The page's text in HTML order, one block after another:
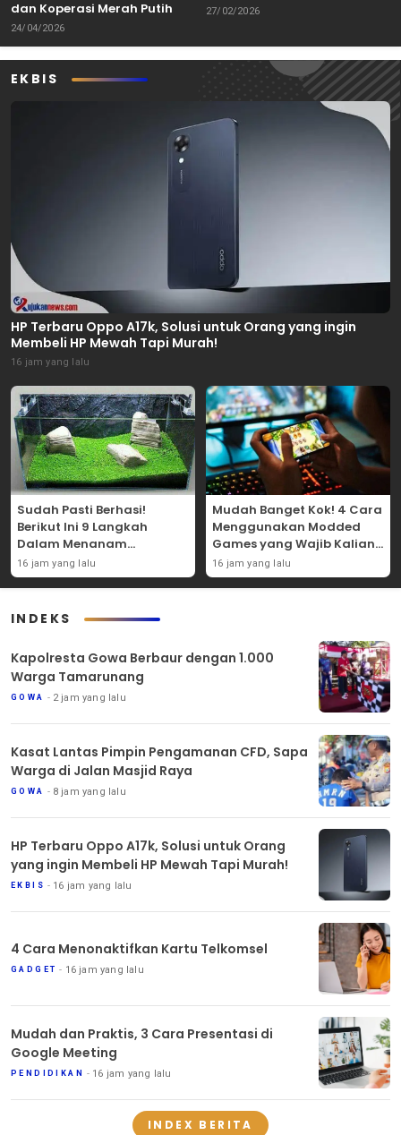
dan Koperasi Merah Putih
24/04/2026
Keterbatasan
27/02/2026
EKBIS
HP Terbaru Oppo A17k, Solusi untuk Orang yang ingin
Membeli HP Mewah Tapi Murah!
16 jam yang lalu
Sudah Pasti Berhasi!
Berikut Ini 9 Langkah
Dalam Menanam
Tanaman Carpet Seed Di
Aquascape!
16 jam yang lalu
Mudah Banget Kok! 4 Cara
Menggunakan Modded
Games yang Wajib Kalian
Coba Sendiri!
16 jam yang lalu
INDEKS
Kapolresta Gowa Berbaur dengan 1.000
Warga Tamarunang
GOWA 2 jam yang lalu
Kasat Lantas Pimpin Pengamanan CFD, Sapa
Warga di Jalan Masjid Raya
GOWA 8 jam yang lalu
HP Terbaru Oppo A17k, Solusi untuk Orang
yang ingin Membeli HP Mewah Tapi Murah!
EKBIS 16 jam yang lalu
4 Cara Menonaktifkan Kartu Telkomsel
GADGET 16 jam yang lalu
Mudah dan Praktis, 3 Cara Presentasi di
Google Meeting
PENDIDIKAN 16 jam yang lalu
INDEX BERITA